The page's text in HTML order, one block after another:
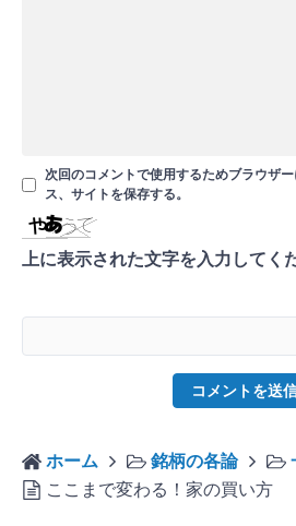
次回のコメントで使用するためブラウザ
ス、サイトを保存する。
上に表示された文字を入力してく
ホーム 銘柄の各論
ここまで変わる！家の買い方